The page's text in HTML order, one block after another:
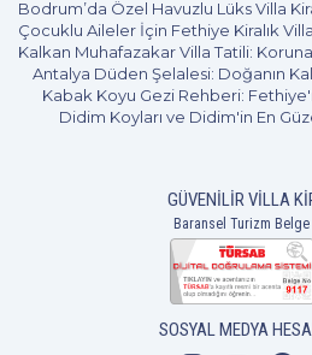
5
Bodrum’da Özel Havuzlu Lüks Villa
Çocuklu Aileler İçin Fethiye Kiralık
Kalkan Muhafazakar Villa Tatili:
Antalya Düden Şelalesi: Doğanın
Kabak Koyu Gezi Rehberi:
Didim Koyları ve Didim'in En
GÜVENILIR VILLA
Baransel Turizm Belge
SOSYAL MEDYA